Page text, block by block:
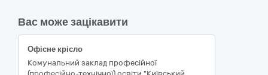
Вас може зацікавити
Офісне крісло
Комунальний заклад професійної